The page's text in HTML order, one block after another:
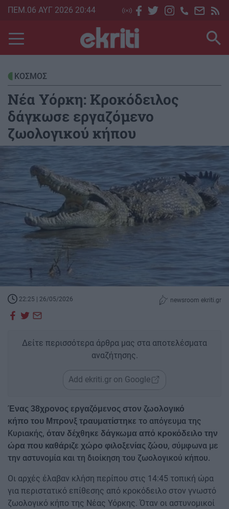
Skip
main
content
ΠΕΜ.06 ΑΥΓ 2026 20:44
ΚΟΣΜΟΣ
Νέα Υόρκη: Κροκόδειλος
δάγκωσε εργαζόμενο
ζωολογικού κήπου
22:25 | 26/05/2026 newsroom ekriti.gr
Δείτε περισσότερα άρθρα μας στα αποτελέσματα
αναζήτησης.
Add ekriti.gr on Google
Ένας 38χρονος εργαζόμενος στον ζωολογικό
κήπο του Μπρονξ τραυματίστηκε το απόγευμα της
Κυριακής, όταν δέχθηκε δάγκωμα από κροκόδειλο την
ώρα που καθάριζε χώρο φιλοξενίας ζώου, σύμφωνα με
την αστυνομία και τη διοίκηση του ζωολογικού κήπου.
Οι αρχές έλαβαν κλήση περίπου στις 14:45 τοπική ώρα
για περιστατικό επίθεσης από κροκόδειλο στον γνωστό
ζωολογικό κήπο της Νέας Υόρκης. Όταν οι αστυνομικοί